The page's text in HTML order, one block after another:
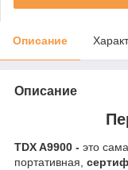
Описание
Описание
TDX A9900 - это
портативная,